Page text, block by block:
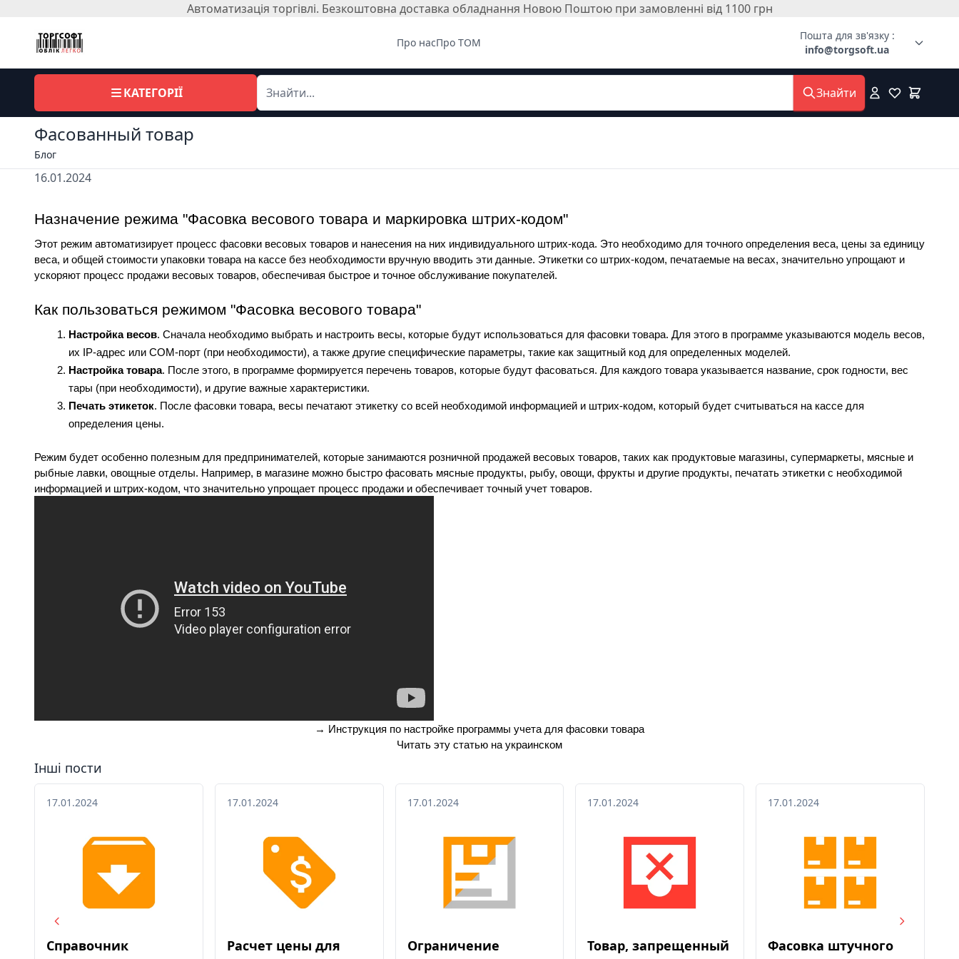
Автоматизація торгівлі. Безкоштовна доставка обладнання Новою Поштою при замовленні від 1100 грн
Про насПро ТОМ
Пошта для зв'язку :
info@torgsoft.ua
КАТЕГОРІЇ Знайти
Фасованный товар
Блог
16.01.2024
Назначение режима "Фасовка весового товара и маркировка штрих-кодом"
Этот режим автоматизирует процесс фасовки весовых товаров и нанесения на них индивидуального штрих-кода. Это необходимо для точного определения веса, цены за единицу
веса, и общей стоимости упаковки товара на кассе без необходимости вручную вводить эти данные. Этикетки со штрих-кодом, печатаемые на весах, значительно упрощают и
ускоряют процесс продажи весовых товаров, обеспечивая быстрое и точное обслуживание покупателей.
Как пользоваться режимом "Фасовка весового товара"
Настройка весов. Сначала необходимо выбрать и настроить весы, которые будут использоваться для фасовки товара. Для этого в программе указываются модель весов,
их IP-адрес или COM-порт (при необходимости), а также другие специфические параметры, такие как защитный код для определенных моделей.
Настройка товара. После этого, в программе формируется перечень товаров, которые будут фасоваться. Для каждого товара указывается название, срок годности, вес
тары (при необходимости), и другие важные характеристики.
Печать этикеток. После фасовки товара, весы печатают этикетку со всей необходимой информацией и штрих-кодом, который будет считываться на кассе для
определения цены.
Режим будет особенно полезным для предпринимателей, которые занимаются розничной продажей весовых товаров, таких как продуктовые магазины, супермаркеты, мясные и
рыбные лавки, овощные отделы. Например, в магазине можно быстро фасовать мясные продукты, рыбу, овощи, фрукты и другие продукты, печатать этикетки с необходимой
информацией и штрих-кодом, что значительно упрощает процесс продажи и обеспечивает точный учет товаров.
→ Инструкция по настройке программы учета для фасовки товара
Читать эту статью на украинском
Інші пости
17.01.2024
Справочник
17.01.2024
Расчет цены для
17.01.2024
Ограничение
17.01.2024
Товар, запрещенный
17.01.2024
Фасовка штучного